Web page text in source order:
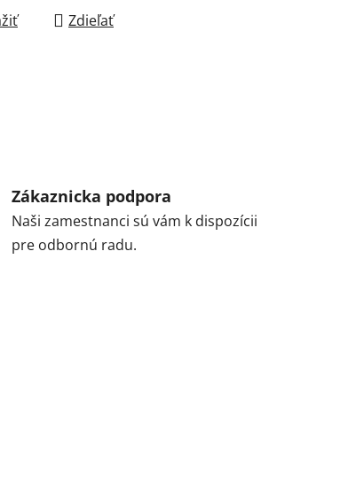
Zdieľať
Zákaznicka podpora
Naši zamestnanci sú vám k dispozícii
pre odbornú radu.